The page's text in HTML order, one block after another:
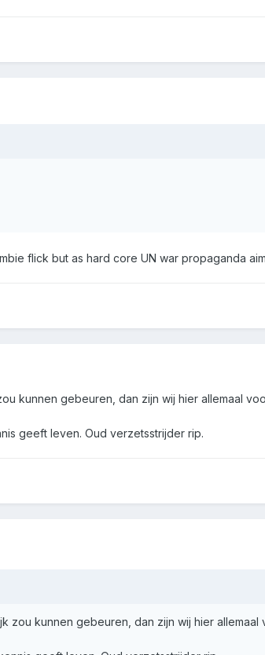
flick but as hard core UN war propaganda
kunnen gebeuren, dan zijn wij hier allemaal
geeft leven. Oud verzetsstrijder rip.
zou kunnen gebeuren, dan zijn wij hier allemaal